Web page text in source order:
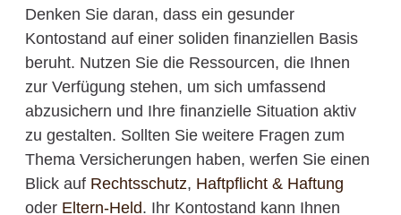
Denken Sie daran, dass ein gesunder
Kontostand auf einer soliden finanziellen Basis
beruht. Nutzen Sie die Ressourcen, die Ihnen
zur Verfügung stehen, um sich umfassend
abzusichern und Ihre finanzielle Situation aktiv
zu gestalten. Sollten Sie weitere Fragen zum
Thema Versicherungen haben, werfen Sie einen
Blick auf Rechtsschutz, Haftpflicht & Haftung
oder Eltern-Held. Ihr Kontostand kann Ihnen